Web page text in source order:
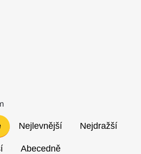
Nejlevnější Nejdražší
Abecedně